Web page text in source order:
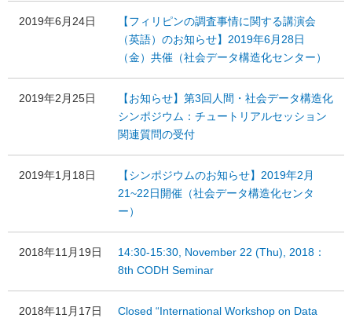
2019年6月24日
【フィリピンの調査事情に関する講演会
（英語）のお知らせ】2019年6月28日
（金）共催（社会データ構造化センター）
2019年2月25日
【お知らせ】第3回人間・社会データ構造化
シンポジウム：チュートリアルセッション
関連質問の受付
2019年1月18日
【シンポジウムのお知らせ】2019年2月
21~22日開催（社会データ構造化センタ
ー）
2018年11月19日
14:30-15:30, November 22 (Thu), 2018：
8th CODH Seminar
2018年11月17日
Closed “International Workshop on Data